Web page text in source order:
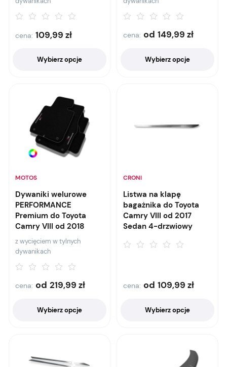
cena: 109,99 zł
Wybierz opcje
cena: od 149,99 zł
Wybierz opcje
MOTOS
Dywaniki welurowe
PERFORMANCE
Premium do Toyota
Camry VIII od 2018
z wycięciem w tylnych
dywanikach
cena: od 219,99 zł
Wybierz opcje
CRONI
Listwa na klapę
bagażnika do Toyota
Camry VIII od 2017
Sedan 4-drzwiowy
cena: od 109,99 zł
Wybierz opcje